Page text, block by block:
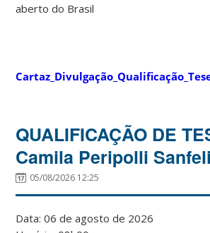
aberto do Brasil
QUALIFICAÇÃO DE
Camila Peripolli
05/08/2026 12:25
Data: 06 de agosto de 2026